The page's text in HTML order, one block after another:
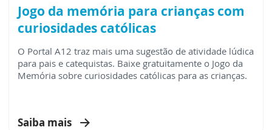
Jogo da memória para crianças com
curiosidades católicas
O Portal A12 traz mais uma sugestão de atividade lúdica
para pais e catequistas. Baixe gratuitamente o Jogo da
Memória sobre curiosidades católicas para as crianças.
Saiba mais